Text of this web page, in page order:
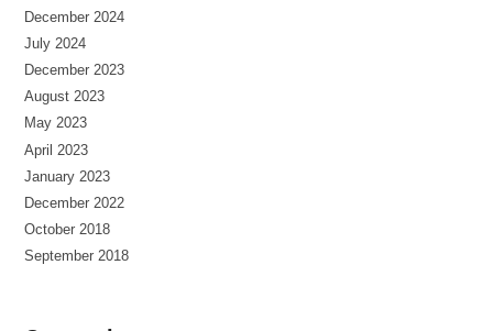
December 2024
July 2024
December 2023
August 2023
May 2023
April 2023
January 2023
December 2022
October 2018
September 2018